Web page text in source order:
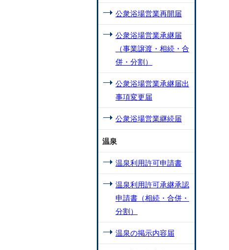
公衆浴場営業再開届
公衆浴場営業承継届
（事業譲渡・相続・合
併・分割）
公衆浴場営業承継届出
事項変更届
公衆浴場営業継続届
温泉
温泉利用許可申請書
温泉利用許可承継承認
申請書（相続・合併・
分割）
温泉の掲示内容届